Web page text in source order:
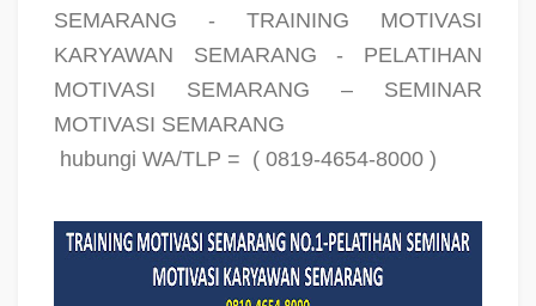
SEMARANG - TRAINING MOTIVASI
KARYAWAN SEMARANG - PELATIHAN
MOTIVASI SEMARANG – SEMINAR
MOTIVASI SEMARANG
hubungi WA/TLP = ( 0819-4654-8000 )